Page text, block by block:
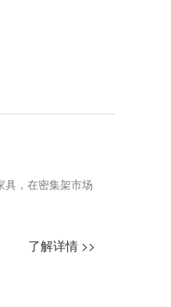
具，在密集架市场
了解详情 >>